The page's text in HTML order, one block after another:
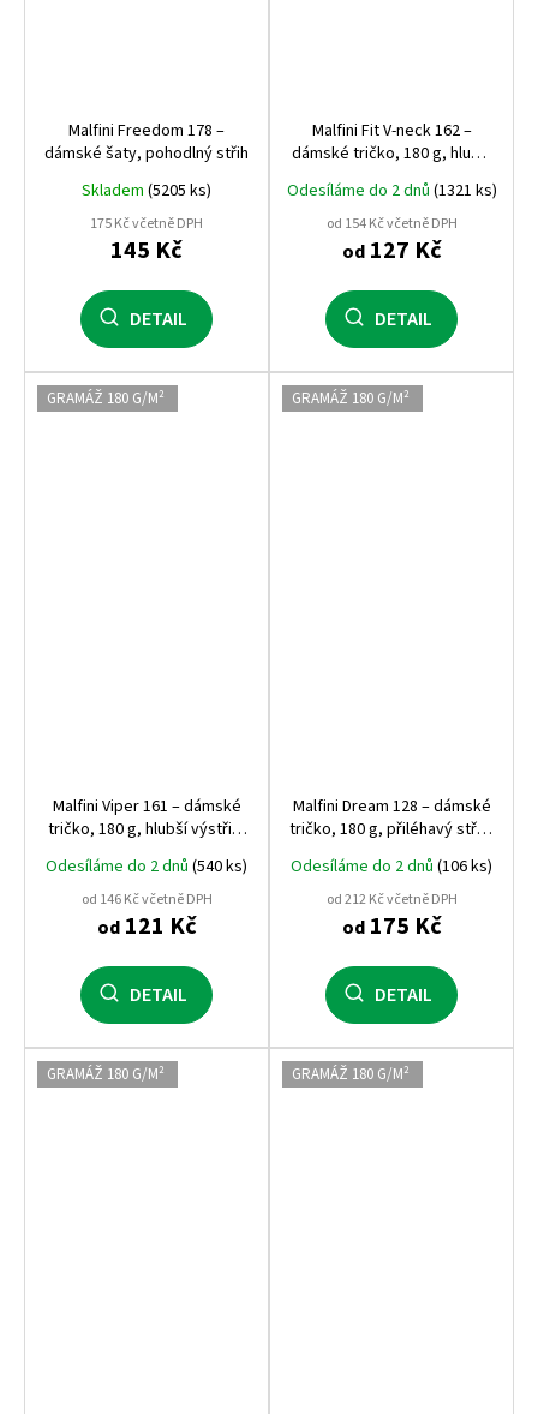
Malfini Freedom 178 –
dámské šaty, pohodlný střih
Skladem (5205 ks)
175 Kč včetně DPH
145 Kč
DETAIL
Malfini Fit V‑neck 162 –
dámské tričko, 180 g, hlubší
výstřih do V, silikonová
úprava
Odesíláme do 2 dnů (1321 ks)
od 154 Kč včetně DPH
od127 Kč
DETAIL
GRAMÁŽ 180 G/M²
Malfini Viper 161 – dámské
tričko, 180 g, hlubší výstřih,
Odesíláme do 2 dnů (540 ks)
od 146 Kč včetně DPH
od121 Kč
DETAIL
GRAMÁŽ 180 G/M²
Malfini Dream 128 – dámské
tričko, 180 g, přiléhavý střih,
Odesíláme do 2 dnů (106 ks)
od 212 Kč včetně DPH
od175 Kč
DETAIL
GRAMÁŽ 180 G/M² GRAMÁŽ 180 G/M²